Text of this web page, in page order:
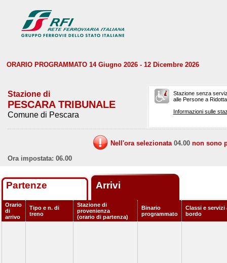
ORARIO PROGRAMMATO 14 Giugno 2026 - 12 Dicembre 2026
Stazione di
PESCARA TRIBUNALE
Comune di Pescara
Stazione senza
alle Persone a
Informazioni sulle
Nell'ora selezionata 04.00 non sono
Ora impostata: 06.00
Partenze Arrivi
Orario
di
arrivo
Tipo e n. di
treno
Stazione di
provenienza
(orario di partenza)
Binario
programmato
Classi e servizi
bordo